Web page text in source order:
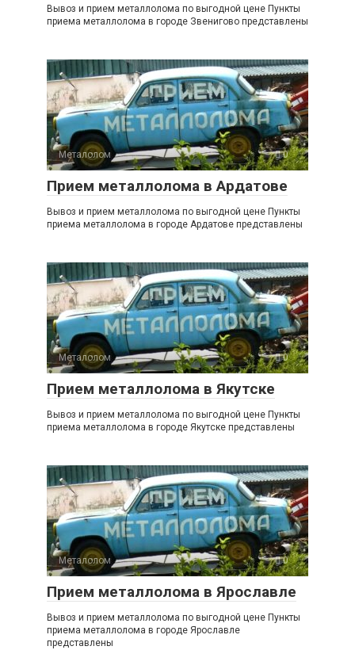
Вывоз и прием металлолома по выгодной цене Пункты
приема металлолома в городе Звенигово представлены
Металолом 0
Прием металлолома в Ардатове
Вывоз и прием металлолома по выгодной цене Пункты
приема металлолома в городе Ардатове представлены
Металолом 0
Прием металлолома в Якутске
Вывоз и прием металлолома по выгодной цене Пункты
приема металлолома в городе Якутске представлены
Металолом 0
Прием металлолома в Ярославле
Вывоз и прием металлолома по выгодной цене Пункты
приема металлолома в городе Ярославле
представлены